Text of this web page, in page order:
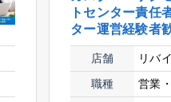
トセンター責任
ター運営経験者
店舗
リバ
職種
営業